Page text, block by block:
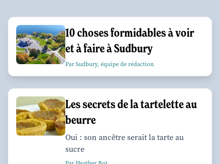
10 choses formidables à voir
et à faire à Sudbury
Par Sudbury, équipe de rédaction
Les secrets de la tartelette au
beurre
Oui : son ancêtre serait la tarte au
sucre